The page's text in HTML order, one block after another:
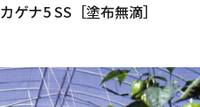
カゲナ5 SS［塗布無滴］